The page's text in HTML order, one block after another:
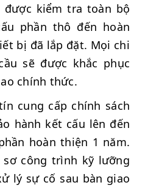
được kiểm tra toàn bộ
phần thô đến hoàn
bị đã lắp đặt. Mọi chi
sẽ được khắc phục
chính thức.
cung cấp chính sách
hành kết cấu lên đến
hoàn thiện 1 năm.
công trình kỹ lưỡng
lý sự cố sau bàn giao